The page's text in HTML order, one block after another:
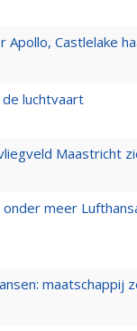
Castlelake
luchtvaart
Maastricht
meer
maatschappij